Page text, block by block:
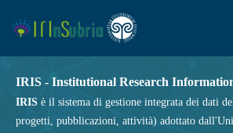
IRIS - Institutional Research
IRIS è il sistema di gestione integrata dei dati
progetti, pubblicazioni, attività) adottato